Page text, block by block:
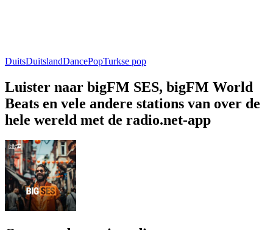
DuitsDuitslandDancePopTurkse pop
Luister naar bigFM SES, bigFM World
Beats en vele andere stations van over de
hele wereld met de radio.net-app